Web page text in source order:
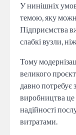
У нинішніх
темою, яку
Підприємства
слабкі вузли,
Тому
великого
давно потребує
виробництва це
надійності
витратами.